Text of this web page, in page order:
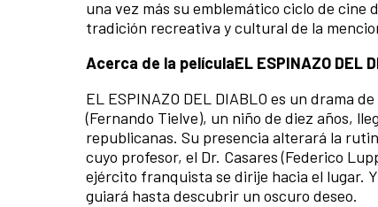
una vez más su emblemático ciclo de cine
tradición recreativa y cultural de la
Acerca de la películaEL ESPINAZO DEL
EL ESPINAZO DEL DIABLO es un drama
(Fernando Tielve), un niño de diez años,
republicanas. Su presencia alterará la
cuyo profesor, el Dr. Casares (Federico
ejército franquista se dirije hacia el lugar.
guiará hasta descubrir un oscuro deseo.